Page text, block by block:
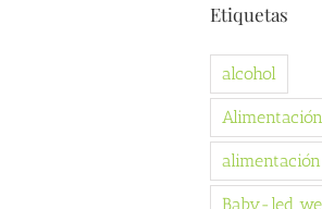
Etiquetas
alcohol
Baby-led